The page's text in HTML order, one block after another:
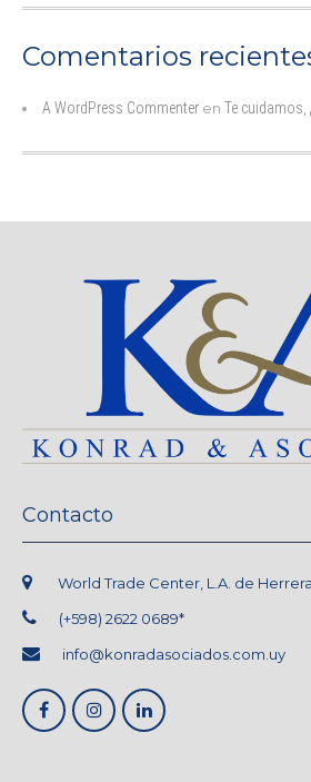
Comentarios
A WordPress Commenter en Te cuidamos,
Contacto
World Trade Center, L.A. de Herrera
(+598) 2622 0689*
info@konradasociados.com.uy